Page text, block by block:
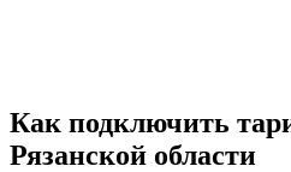
Как подключить
Рязанской области